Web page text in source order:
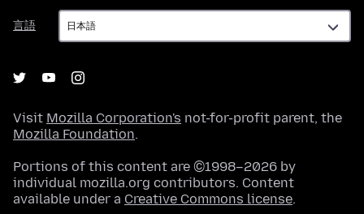
言語
言
語
Visit Mozilla Corporation's not-for-profit parent, the
Mozilla Foundation.
Portions of this content are ©1998–2026 by
individual mozilla.org contributors. Content
available under a Creative Commons license.